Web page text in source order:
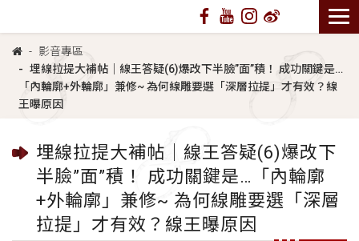
影音專區
埋線拉提大補帖｜線王答疑(6)爆改下半臉”面”積！ 成功關鍵是…
「內輪廓+外輪廓」兼修~ 為何線雕要選「深層拉提」才有效？線
王曝原因
埋線拉提大補帖｜線王答疑(6)爆改下
半臉”面”積！ 成功關鍵是…「內輪廓
+外輪廓」兼修~ 為何線雕要選「深層
拉提」才有效？線王曝原因